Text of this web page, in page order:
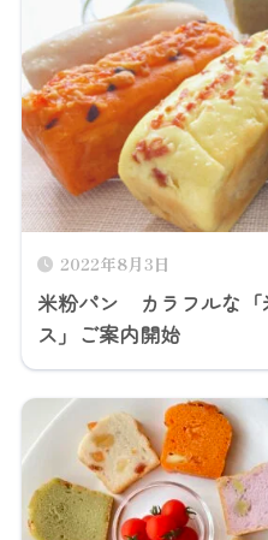
2022年8月3日
米粉パン カラフルな「
ス」ご案内開始